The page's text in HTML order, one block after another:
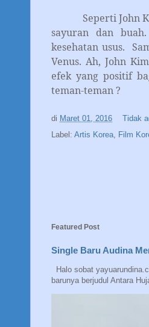
Seperti John
sayuran dan
kesehatan usus.
Venus. Ah, John
efek yang positif
teman-teman ?
di Maret 01, 2016
Tidak
Label: Artis Korea Film
Featured Post
Single Baru Audina
Halo sobat
barunya berjudul Antara